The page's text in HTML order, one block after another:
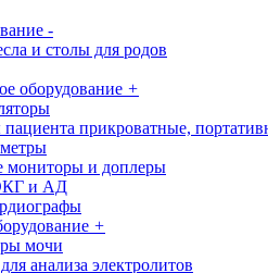
-
и столы для родов
оборудование +
прикроватные,
мониторы и доплеры
и АД
+
мочи
анализа электролитов